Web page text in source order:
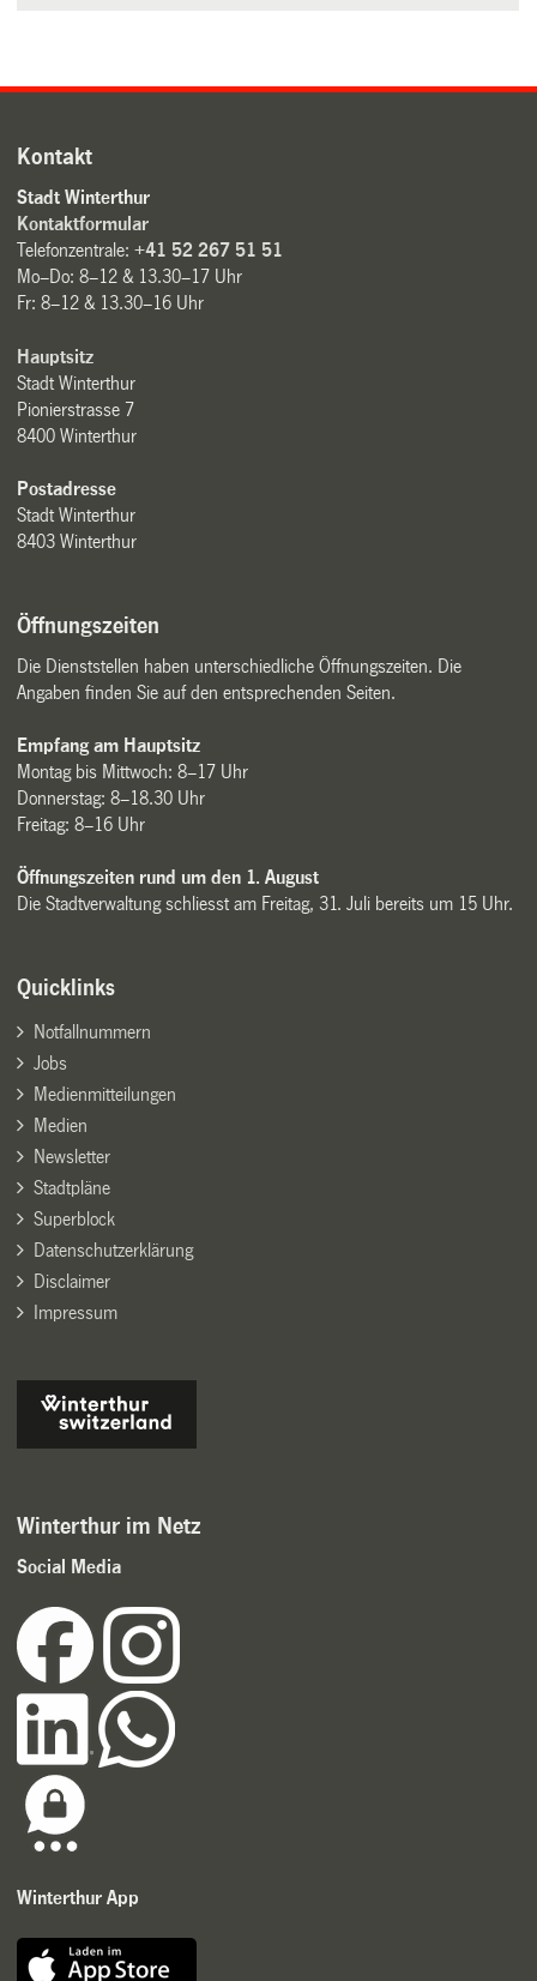
Kontakt
Stadt Winterthur
Kontaktformular
Telefonzentrale:+41 52 267 51 51
Mo–Do: 8–12 & 13.30–17 Uhr
Fr: 8–12 & 13.30–16 Uhr
Hauptsitz
Stadt Winterthur
Pionierstrasse 7
8400 Winterthur
Postadresse
Stadt Winterthur
8403 Winterthur
Öffnungszeiten
Die Dienststellen haben unterschiedliche Öffnungszeiten. Die
Angaben finden Sie auf den entsprechenden Seiten.
Empfang am Hauptsitz
Montag bis Mittwoch: 8–17 Uhr
Donnerstag: 8–18.30 Uhr
Freitag: 8–16 Uhr
Öffnungszeiten rund um den 1. August
Die Stadtverwaltung schliesst am Freitag, 31. Juli bereits um 15 Uhr.
Quicklinks
Notfallnummern
Jobs
Medienmitteilungen
Medien
Newsletter
Stadtpläne
Superblock
Datenschutzerklärung
Disclaimer
Impressum
Winterthur im Netz
Social Media
Winterthur App